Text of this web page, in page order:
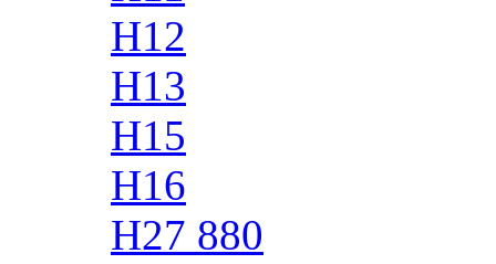
H12
H13
H15
H16
H27 880